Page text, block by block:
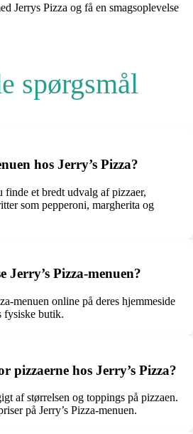
Jerrys Pizza og få en smagsoplevelse
spørgsmål
hos Jerry’s Pizza?
finde et bredt udvalg af pizzaer,
som pepperoni, margherita og
Jerry’s Pizza-menuen?
menuen online på deres hjemmeside
fysiske butik.
pizzaerne hos Jerry’s Pizza?
af størrelsen og toppings på pizzaen.
på Jerry’s Pizza-menuen.